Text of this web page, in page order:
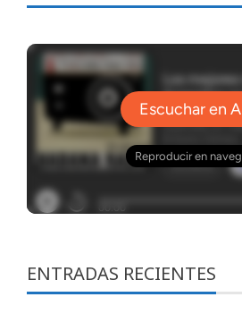
ENTRADAS RECIENTES